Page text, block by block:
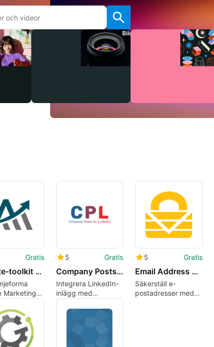
Ljud Bilder
Gratis
affiliate-toolkit WP Affiliate Plugin with Amazon
Marketing
toolkit
5 Gratis
Company Posts for LinkedIn
Integrera LinkedIn-
inlägg med
WordPress
5 Gratis
Email Address Security by WebEmailProtector
Säkerställ e-
postadresser med